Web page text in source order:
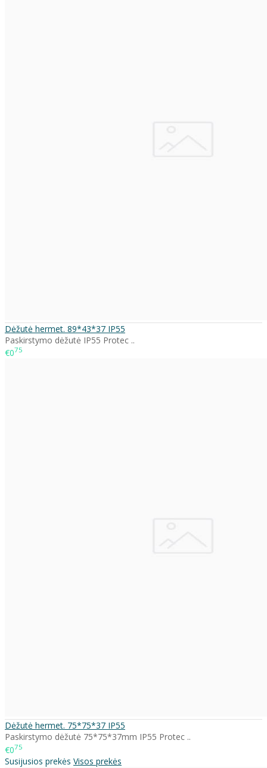
Dėžutė hermet. 89*43*37 IP55
Paskirstymo dėžutė IP55 Protec ..
€075
Dėžutė hermet. 75*75*37 IP55
Paskirstymo dėžutė 75*75*37mm IP55 Protec ..
€075
Susijusios prekės Visos prekės